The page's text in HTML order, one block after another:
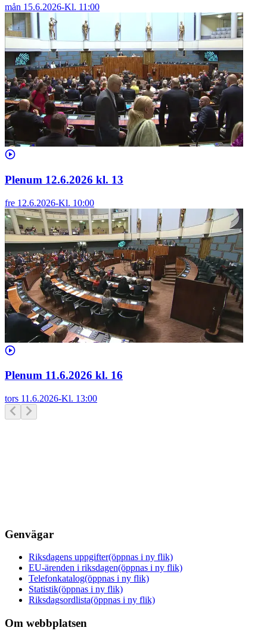
mån 15.6.2026-Kl. 11:00
Plenum 12.6.2026 kl. 13
fre 12.6.2026-Kl. 10:00
Plenum 11.6.2026 kl. 16
tors 11.6.2026-Kl. 13:00
Genvägar
Riksdagens uppgifter(öppnas i ny flik)
EU-ärenden i riksdagen(öppnas i ny flik)
Telefonkatalog(öppnas i ny flik)
Statistik(öppnas i ny flik)
Riksdagsordlista(öppnas i ny flik)
Om webbplatsen